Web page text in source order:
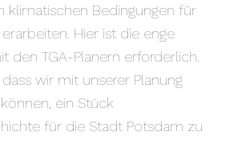
klimatischen Bedingungen für
Hier ist die enge
den TGA-Planern erforderlich.
dass wir mit unserer Planung
ein Stück
für die Stadt Potsdam zu